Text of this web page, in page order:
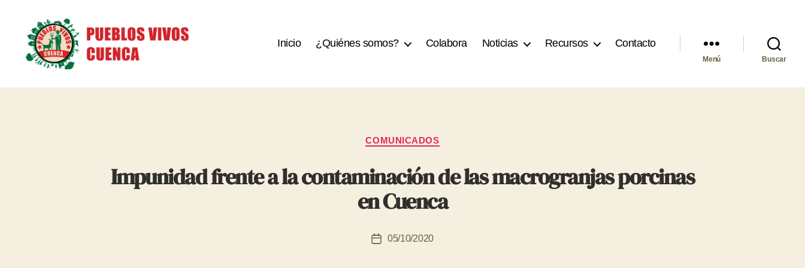
Vivos
Inicio ¿Quiénes somos? Colabora Noticias Recursos Contacto
Menú Buscar
Categorías
COMUNICADOS
Impunidad frente a la contaminación de las macrogranjas porcinas
en Cuenca
Fecha
05/10/2020